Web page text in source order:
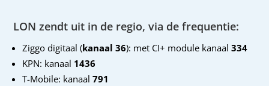
LON zendt uit in de regio, via de frequentie:
Ziggo digitaal (kanaal 36): met CI+ module kanaal 334
KPN: kanaal 1436
T-Mobile: kanaal791